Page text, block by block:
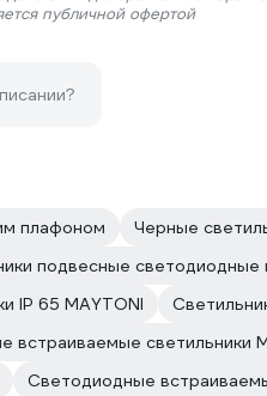
публичной офертой
плафоном Черные
подвесные светодиодные
IP 65 MAYTONI
встраиваемые светильники
Светодиодные